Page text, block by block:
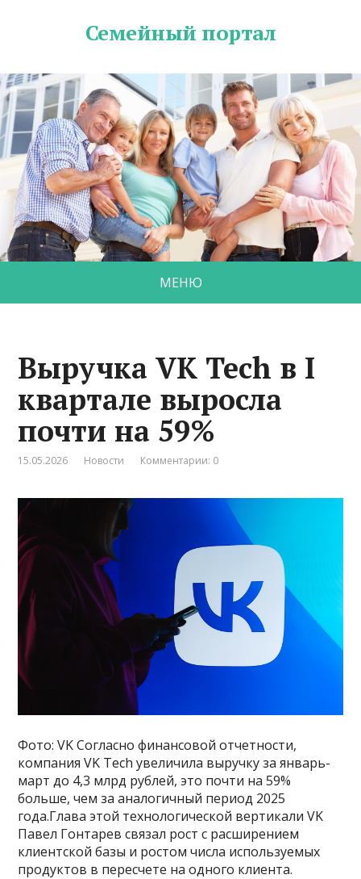
Семейный портал
МЕНЮ
Выручка VK Tech в I
квартале выросла
почти на 59%
15.05.2026 Новости Комментарии: 0
Фото: VK Согласно финансовой отчетности,
компания VK Tech увеличила выручку за январь-
март до 4,3 млрд рублей, это почти на 59%
больше, чем за аналогичный период 2025
года.Глава этой технологической вертикали VK
Павел Гонтарев связал рост с расширением
клиентской базы и ростом числа используемых
продуктов в пересчете на одного клиента.